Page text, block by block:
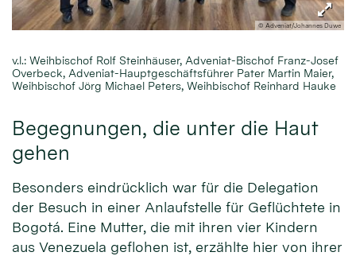
© Adveniat/Johannes Duwe
v.l.: Weihbischof Rolf Steinhäuser, Adveniat-Bischof Franz-Josef
Overbeck, Adveniat-Hauptgeschäftsführer Pater Martin Maier,
Weihbischof Jörg Michael Peters, Weihbischof Reinhard Hauke
Begegnungen, die unter die Haut
gehen
Besonders eindrücklich war für die Delegation
der Besuch in einer Anlaufstelle für Geflüchtete in
Bogotá. Eine Mutter, die mit ihren vier Kindern
aus Venezuela geflohen ist, erzählte hier von ihrer